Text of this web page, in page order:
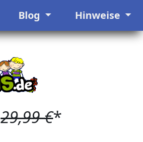
Blog Hinweise
29,99 €*